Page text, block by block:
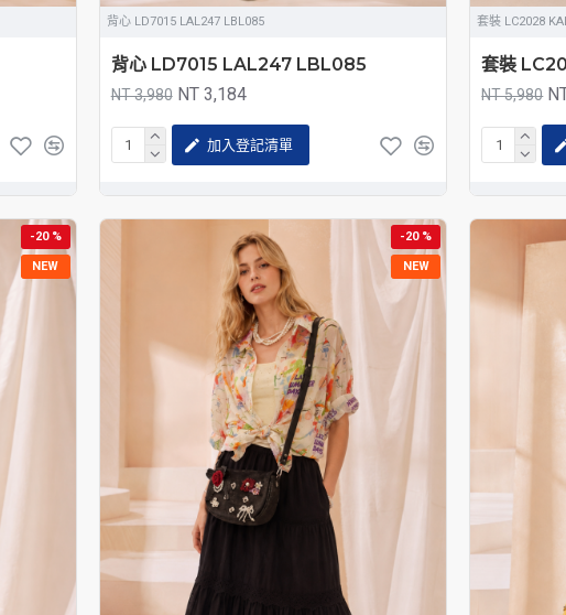
背心 LD7015 LAL247 LBL085
背心 LD7015 LAL247 LBL085
NT 3,980 NT 3,184
加入登記清單
套裝 LC2028
套裝
NT 5,980
NEW
-20 %
NEW
-20 %